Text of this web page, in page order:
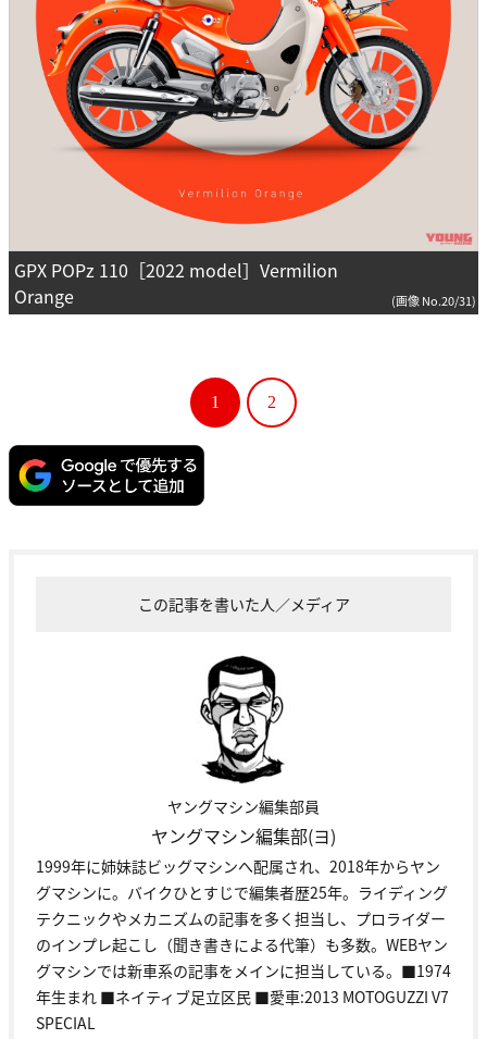
GPX POPz 110［2022 model］Vermilion
Orange
(画像 No.20/31)
1 2
この記事を書いた人／メディア
ヤングマシン編集部員
ヤングマシン編集部(ヨ)
1999年に姉妹誌ビッグマシンへ配属され、2018年からヤン
グマシンに。バイクひとすじで編集者歴25年。ライディング
テクニックやメカニズムの記事を多く担当し、プロライダー
のインプレ起こし（聞き書きによる代筆）も多数。WEBヤン
グマシンでは新車系の記事をメインに担当している。■1974
年生まれ ■ネイティブ足立区民 ■愛車:2013 MOTOGUZZI V7
SPECIAL